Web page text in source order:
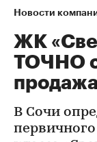
Новости
ЖК
ТОЧНО
В Сочи